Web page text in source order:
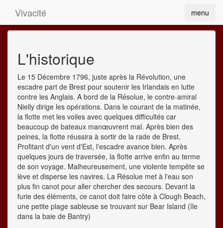
menu
Vivacité
L'historique
Le 15 Décembre 1796, juste après la Révolution, une
escadre part de Brest pour soutenir les Irlandais en lutte
contre les Anglais. A bord de la Résolue, le contre-amiral
Nielly dirige les opérations. Dans le courant de la matinée,
la flotte met les voiles avec quelques difficultés car
beaucoup de bateaux manœuvrent mal. Après bien des
peines, la flotte réussira à sortir de la rade de Brest.
Profitant d'un vent d'Est, l'escadre avance bien. Après
quelques jours de traversée, la flotte arrive enfin au terme
de son voyage. Malheureusement, une violente tempête se
lève et disperse les navires. La Résolue met à l'eau son
plus fin canot pour aller chercher des secours. Devant la
furie des éléments, ce canot doit faire côte à Clough Beach,
une petite plage sableuse se trouvant sur Bear Island (île
dans la baie de Bantry)